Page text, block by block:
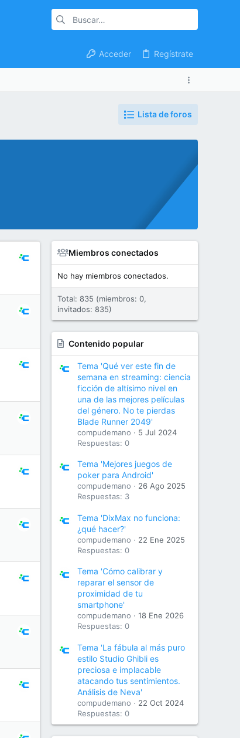
Acceder Regístrate
Lista de foros
Miembros conectados
No hay miembros conectados.
Total: 835 (miembros: 0,
invitados: 835)
Contenido popular
Tema 'Qué ver este fin de
semana en streaming: ciencia
ficción de altísimo nivel en
una de las mejores películas
del género. No te pierdas
Blade Runner 2049'
compudemano
5 Jul 2024
Respuestas: 0
Tema 'Mejores juegos de
poker para Android'
compudemano
26 Ago 2025
Respuestas: 3
Tema 'DixMax no funciona:
¿qué hacer?'
compudemano
22 Ene 2025
Respuestas: 0
Tema 'Cómo calibrar y
reparar el sensor de
proximidad de tu
smartphone'
compudemano
18 Ene 2026
Respuestas: 0
Tema 'La fábula al más puro
estilo Studio Ghibli es
preciosa e implacable
atacando tus sentimientos.
Análisis de Neva'
compudemano
22 Oct 2024
Respuestas: 0